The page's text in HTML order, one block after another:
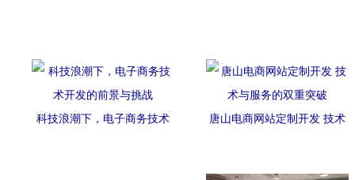
科技浪潮下，电子商务技术
唐山电商网站定制开发 技术